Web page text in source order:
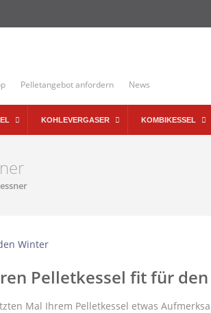
Pelletangebot anfordern News
KOHLEVERGASER KOMBIKESSEL
Pelletkessel fit für
Mal Ihrem Pelletkessel etwas